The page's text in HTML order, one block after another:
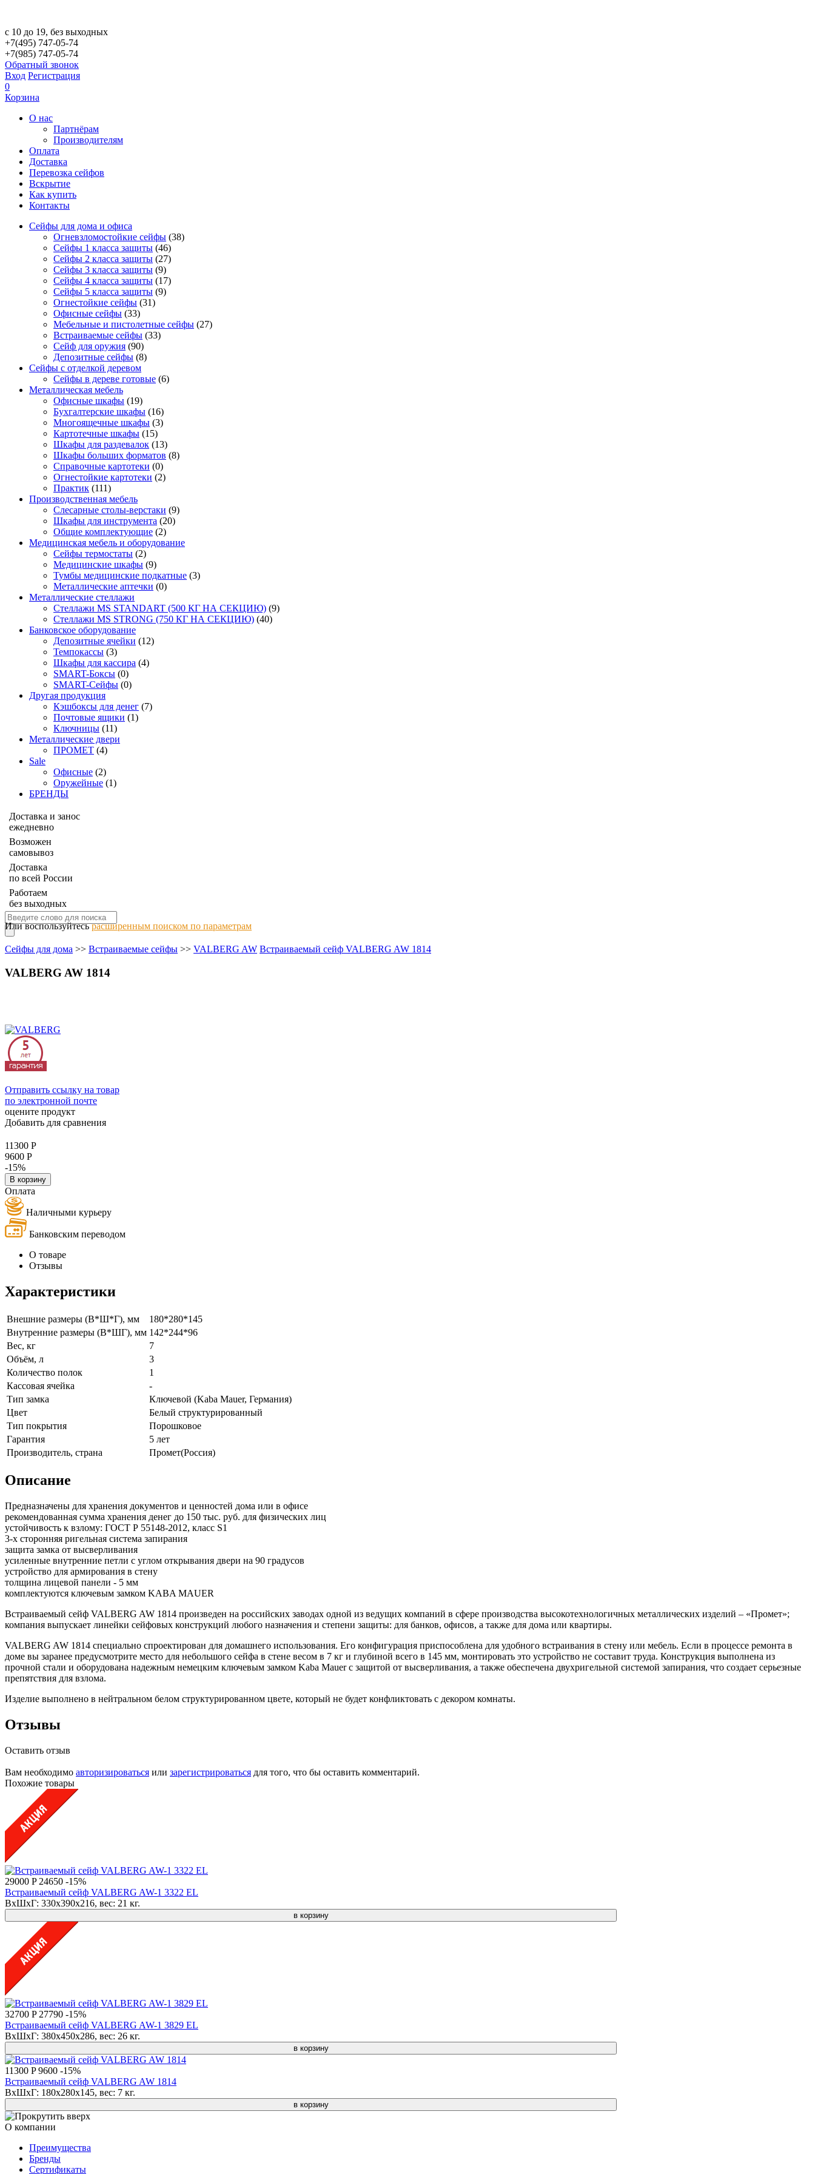
с 10 до 19, без выходных
+7(495) 747-05-74
+7(985) 747-05-74
Обратный звонок
Вход Регистрация
0
Корзина
О нас
Партнёрам
Производителям
Оплата
Доставка
Перевозка сейфов
Вскрытие
Как купить
Контакты
Сейфы для дома и офиса
Огневзломостойкие сейфы (38)
Сейфы 1 класса защиты (46)
Сейфы 2 класса защиты (27)
Сейфы 3 класса защиты (9)
Сейфы 4 класса защиты (17)
Сейфы 5 класса защиты (9)
Огнестойкие сейфы (31)
Офисные сейфы (33)
Мебельные и пистолетные сейфы (27)
Встраиваемые сейфы (33)
Сейф для оружия (90)
Депозитные сейфы (8)
Сейфы с отделкой деревом
Сейфы в дереве готовые (6)
Металлическая мебель
Офисные шкафы (19)
Бухгалтерские шкафы (16)
Многоящечные шкафы (3)
Картотечные шкафы (15)
Шкафы для раздевалок (13)
Шкафы больших форматов (8)
Справочные картотеки (0)
Огнестойкие картотеки (2)
Практик (111)
Производственная мебель
Слесарные столы-верстаки (9)
Шкафы для инструмента (20)
Общие комплектующие (2)
Медицинская мебель и оборудование
Сейфы термостаты (2)
Медицинские шкафы (9)
Тумбы медицинские подкатные (3)
Металлические аптечки (0)
Металлические стеллажи
Стеллажи MS STANDART (500 КГ НА СЕКЦИЮ) (9)
Стеллажи MS STRONG (750 КГ НА СЕКЦИЮ) (40)
Банковское оборудование
Депозитные ячейки (12)
Темпокассы (3)
Шкафы для кассира (4)
SMART-Боксы (0)
SMART-Сейфы (0)
Другая продукция
Кэшбоксы для денег (7)
Почтовые ящики (1)
Ключницы (11)
Металлические двери
ПРОМЕТ (4)
Sale
Офисные (2)
Оружейные (1)
БРЕНДЫ
Доставка и занос
ежедневно
Возможен
самовывоз
Доставка
по всей России
Работаем
без выходных
Или воспользуйтесьрасширенным поиском по параметрам
Сейфы для дома >> Встраиваемые сейфы >> VALBERG AW Встраиваемый сейф VALBERG AW 1814
VALBERG AW 1814
Отправить ссылку на товар
по электронной почте
оцените продукт
Добавить для сравнения
11300 Р
9600 Р
-15%
В корзину
Оплата
Наличными курьеру
Банковским переводом
О товаре
Отзывы
Характеристики
Внешние размеры (В*Ш*Г), мм
180*280*145
Внутренние размеры (В*ШГ), мм 142*244*96
Вес, кг
7
Объём, л
3
Количество полок
1
Кассовая ячейка
-
Тип замка
Ключевой (Kaba Mauer, Германия)
Цвет
Белый структурированный
Тип покрытия
Порошковое
Гарантия
5 лет
Производитель, страна
Промет(Россия)
Описание
Предназначены для хранения документов и ценностей дома или в офисе
рекомендованная сумма хранения денег до 150 тыс. руб. для физических лиц
устойчивость к взлому: ГОСТ Р 55148-2012, класс S1
3-х сторонняя ригельная система запирания
защита замка от высверливания
усиленные внутренние петли с углом открывания двери на 90 градусов
устройство для армирования в стену
толщина лицевой панели - 5 мм
комплектуются ключевым замком KABA MAUER
Встраиваемый сейф VALBERG AW 1814 произведен на российских заводах одной из ведущих компаний в сфере производства высокотехнологичных металлических изделий – «Промет»;
компания выпускает линейки сейфовых конструкций любого назначения и степени защиты: для банков, офисов, а также для дома или квартиры.
VALBERG AW 1814 специально спроектирован для домашнего использования. Его конфигурация приспособлена для удобного встраивания в стену или мебель. Если в процессе ремонта в
доме вы заранее предусмотрите место для небольшого сейфа в стене весом в 7 кг и глубиной всего в 145 мм, монтировать это устройство не составит труда. Конструкция выполнена из
прочной стали и оборудована надежным немецким ключевым замком Kaba Mauer с защитой от высверливания, а также обеспечена двухригельной системой запирания, что создает серьезные
препятствия для взлома.
Изделие выполнено в нейтральном белом структурированном цвете, который не будет конфликтовать с декором комнаты.
Отзывы
Оставить отзыв
Вам необходимо авторизироваться или зарегистрироваться для того, что бы оставить комментарий.
Похожие товары
29000 P 24650 -15%
Встраиваемый сейф VALBERG AW-1 3322 EL
ВхШхГ: 330x390x216, вес: 21 кг.
в корзину
32700 P 27790 -15%
Встраиваемый сейф VALBERG AW-1 3829 EL
ВхШхГ: 380x450x286, вес: 26 кг.
в корзину
11300 P 9600 -15%
Встраиваемый сейф VALBERG AW 1814
ВхШхГ: 180x280x145, вес: 7 кг.
в корзину
О компании
Преимущества
Бренды
Сертификаты